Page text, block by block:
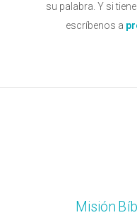
su palabra. Y si
escríbenos a
Misión